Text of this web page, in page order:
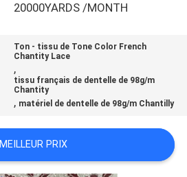
20000YARDS /MONTH
Ton - tissu de Tone Color French
Chantity Lace
,
tissu français de dentelle de 98g/m
Chantity
, matériel de dentelle de 98g/m Chantilly
MEILLEUR PRIX